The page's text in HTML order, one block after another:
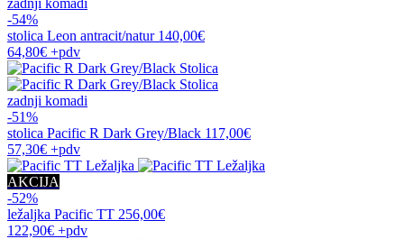
-54%
stolica Leon antracit/natur 140,00€
64,80€ +pdv
zadnji komadi
-51%
stolica Pacific R Dark Grey/Black 117,00€
57,30€ +pdv
AKCIJA
-52%
ležaljka Pacific TT 256,00€
122,90€ +pdv